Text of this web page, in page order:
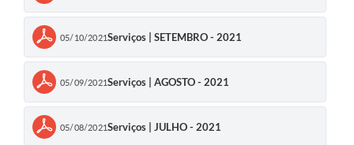
Vigilância Ambiental em Saúde
COPIR - Coordenadoria de Promoção de Igualdade Racial
Galeria de Fotos
Contratos
Obras
05/10/2021Serviços | SETEMBRO - 2021
05/09/2021Serviços | AGOSTO - 2021
05/08/2021Serviços | JULHO - 2021